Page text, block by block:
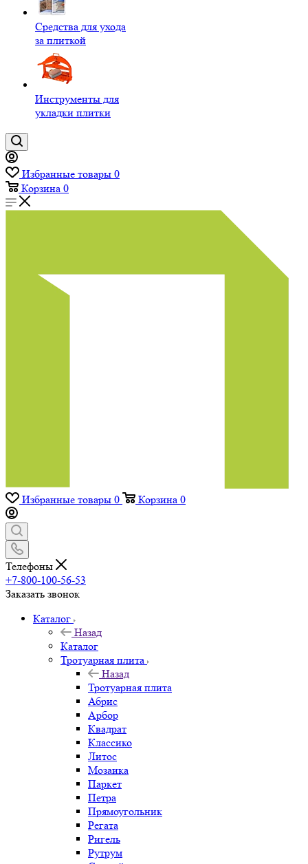
Средства для ухода
за плиткой
Инструменты для
укладки плитки
Избранные товары 0
Корзина 0
Избранные товары 0 Корзина 0
Телефоны
+7-800-100-56-53
Заказать звонок
Каталог
Назад
Каталог
Тротуарная плита
Назад
Тротуарная плита
Абрис
Арбор
Квадрат
Классико
Литос
Мозаика
Паркет
Петра
Прямоугольник
Регата
Ригель
Рутрум